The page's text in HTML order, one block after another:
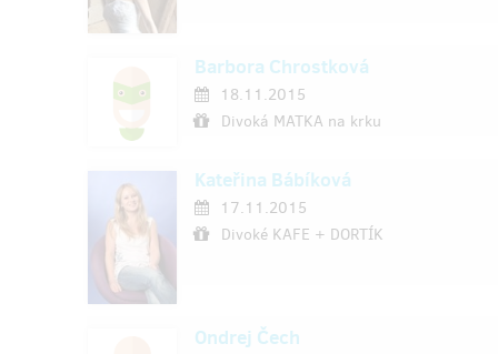
Barbora Chrostková
18.11.2015
Divoká MATKA na krku
Kateřina Bábíková
17.11.2015
Divoké KAFE + DORTÍK
Ondrej Čech